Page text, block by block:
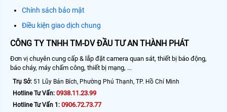
Chính sách bảo mật
Điều kiện giao dịch chung
CÔNG TY TNHH TM-DV ĐẦU TƯ AN THÀNH PHÁT
Đơn vị chuyên cung cấp & lắp đặt camera quan sát, thiết bị báo động,
báo cháy, máy chấm công, thiết bị mạng, ...
Trụ Sở: 51 Lũy Bán Bích, Phường Phú Thạnh, TP. Hồ Chí Minh
Hotline Tư Vấn: 0938.11.23.99
Hotline Tư Vấn 1: 0906.72.73.77